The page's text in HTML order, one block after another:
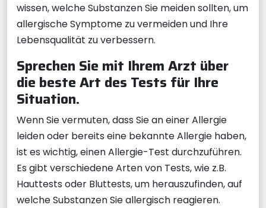
wissen, welche Substanzen Sie meiden sollten, um
allergische Symptome zu vermeiden und Ihre
Lebensqualität zu verbessern.
Sprechen Sie mit Ihrem Arzt über
die beste Art des Tests für Ihre
Situation.
Wenn Sie vermuten, dass Sie an einer Allergie
leiden oder bereits eine bekannte Allergie haben,
ist es wichtig, einen Allergie-Test durchzuführen.
Es gibt verschiedene Arten von Tests, wie z.B.
Hauttests oder Bluttests, um herauszufinden, auf
welche Substanzen Sie allergisch reagieren.